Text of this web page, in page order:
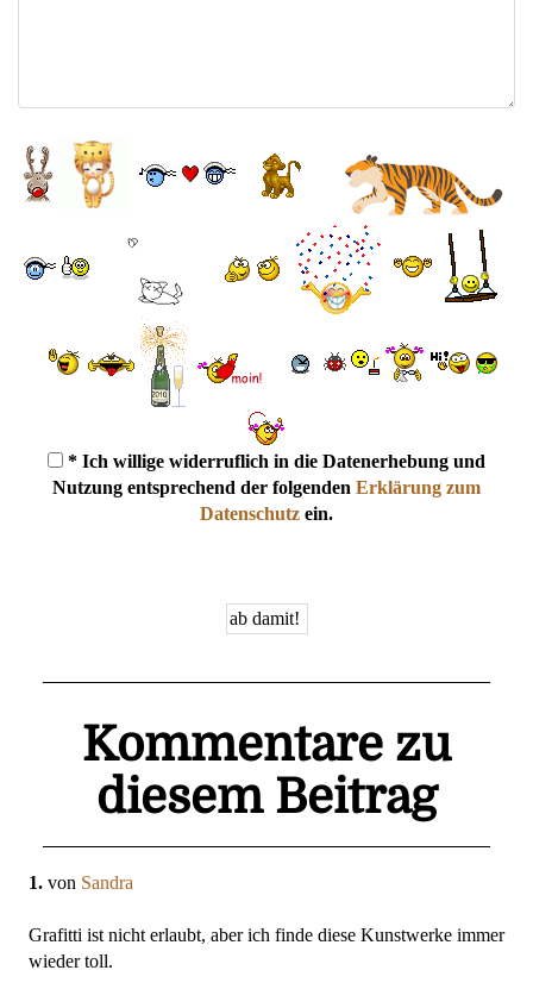
* Ich willige widerruflich in die Datenerhebung und
Nutzung entsprechend der folgenden Erklärung zum
Datenschutz ein.
Kommentare zu
diesem Beitrag
1. von Sandra
Grafitti ist nicht erlaubt, aber ich finde diese Kunstwerke immer
wieder toll.